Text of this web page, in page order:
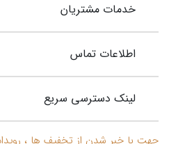
خدمات مشتریان
اطلاعات تماس
لینک دسترسی سریع
جهت با خبر شدن از تخفیف ها ،